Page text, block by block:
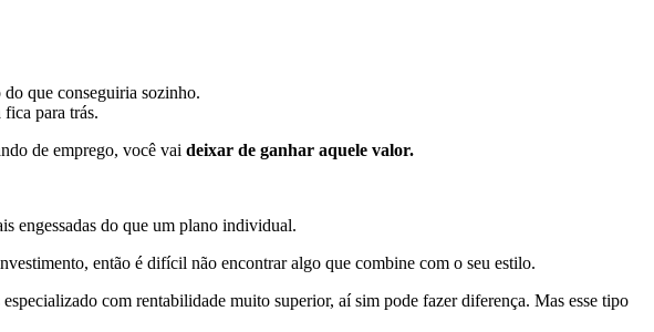
que conseguiria sozinho.
para trás.
de emprego, você vai deixar de ganhar aquele valor.
engessadas do que um plano individual.
então é difícil não encontrar algo que combine com o seu estilo.
com rentabilidade muito superior, aí sim pode fazer diferença. Mas esse tipo